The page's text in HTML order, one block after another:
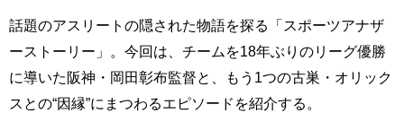
話題のアスリートの隠された物語を探る「スポーツアナザ
ーストーリー」。今回は、チームを18年ぶりのリーグ優勝
に導いた阪神・岡田彰布監督と、もう1つの古巣・オリック
スとの“因縁”にまつわるエピソードを紹介する。